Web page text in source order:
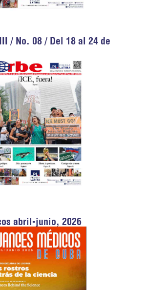
/ No. 08 / Del 18 al 24 de
abril-junio, 2026